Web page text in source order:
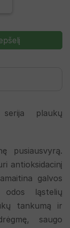
plaukų
pusiausvyrą.
antioksidacinį
galvos
ląstelių
tankumą ir
saugo